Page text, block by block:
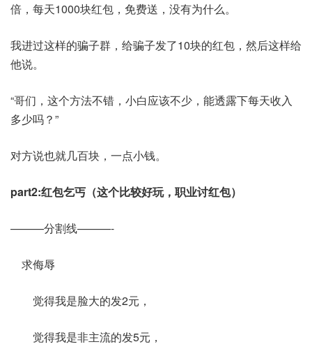
倍，每天1000块红包，免费送，没有为什么。
我进过这样的骗子群，给骗子发了10块的红包，然后这样给
他说。
“哥们，这个方法不错，小白应该不少，能透露下每天收入
多少吗？”
对方说也就几百块，一点小钱。
part2:红包乞丐（这个比较好玩，职业讨红包）
———分割线———-
求侮辱
觉得我是脸大的发2元，
觉得我是非主流的发5元，